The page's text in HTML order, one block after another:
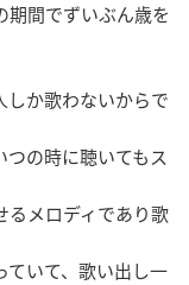
期間でずいぶん歳を
しか歌わないからで
の時に聴いてもス
るメロディであり歌
ていて、歌い出し一